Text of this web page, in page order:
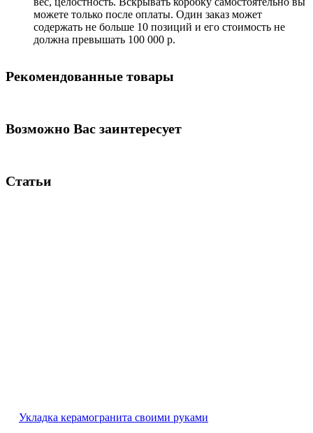
можете только после оплаты. Один заказ может
содержать не больше 10 позиций и его стоимость не
должна превышать 100 000 р.
Рекомендованные товары
Возможно Вас заинтересует
Статьи
Укладка керамогранита своими руками